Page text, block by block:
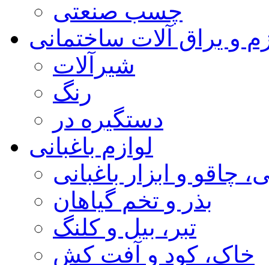
چسب صنعتی
و یراق آلات ساختمانی
شیرآلات
رنگ
دستگیره در
لوازم باغبانی
چاقو و ابزار باغبانی
بذر و تخم گیاهان
تبر، بیل و کلنگ
خاک، کود و آفت کش